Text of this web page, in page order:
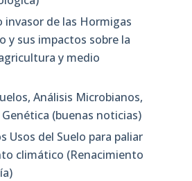
invasor de las Hormigas
y sus impactos sobre la
y medio
Análisis Microbianos,
(buenas noticias)
Usos del Suelo para paliar
climático (Renacimiento